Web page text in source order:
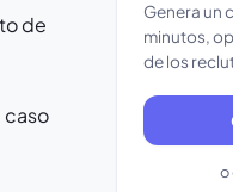
de
caso
Genera un
minutos,
de los
o